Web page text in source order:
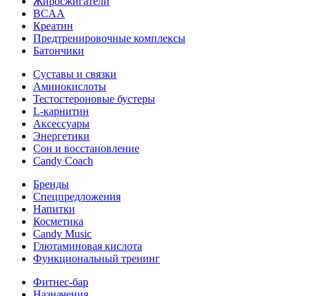
BCAA
Креатин
Предтренировочные комплексы
Батончики
Суставы и связки
Аминокислоты
Тестостероновые бустеры
L-карнитин
Аксессуары
Энергетики
Сон и восстановление
Candy Coach
Бренды
Спецпредложения
Напитки
Косметика
Candy Music
Глютаминовая кислота
Функциональный тренинг
Фитнес-бар